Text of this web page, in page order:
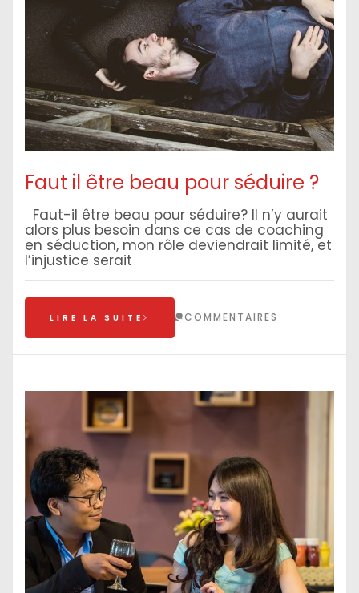
Faut il être beau pour séduire ?
Faut-il être beau pour séduire? Il n’y aurait
alors plus besoin dans ce cas de coaching
en séduction, mon rôle deviendrait limité, et
l’injustice serait
LIRE LA SUITE COMMENTAIRES